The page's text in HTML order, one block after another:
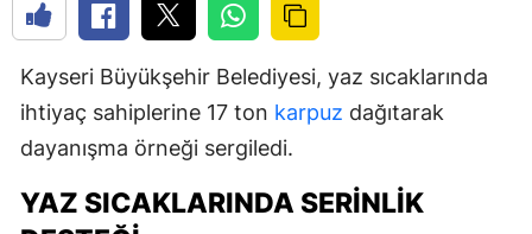
Kayseri Büyükşehir Belediyesi, yaz sıcaklarında
ihtiyaç sahiplerine 17 ton karpuz dağıtarak
dayanışma örneği sergiledi.
YAZ SICAKLARINDA SERINLIK